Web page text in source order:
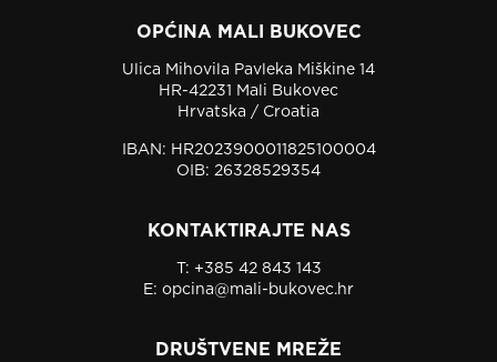
OPĆINA MALI BUKOVEC
Ulica Mihovila Pavleka Miškine 14
HR-42231 Mali Bukovec
Hrvatska / Croatia
IBAN: HR2023900011825100004
OIB: 26328529354
KONTAKTIRAJTE NAS
T: +385 42 843 143
E: opcina@mali-bukovec.hr
DRUŠTVENE MREŽE